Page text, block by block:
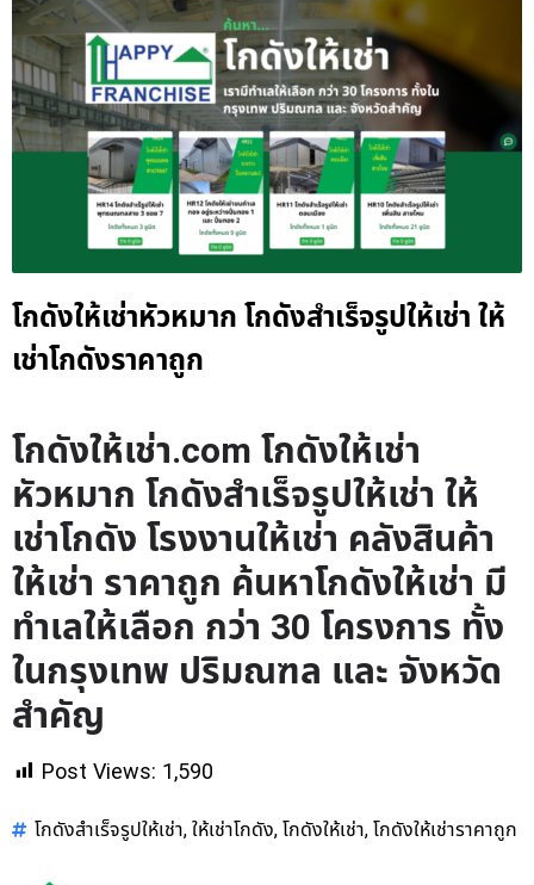
โกดังให้เช่าหัวหมาก โกดังสำเร็จรูปให้เช่า ให้
เช่าโกดังราคาถูก
โกดังให้เช่า.com โกดังให้เช่า
หัวหมาก โกดังสำเร็จรูปให้เช่า ให้
เช่าโกดัง โรงงานให้เช่า คลังสินค้า
ให้เช่า ราคาถูก ค้นหาโกดังให้เช่า มี
ทำเลให้เลือก กว่า 30 โครงการ ทั้ง
ในกรุงเทพ ปริมณฑล และ จังหวัด
สำคัญ
Post Views: 1,590
โกดังสำเร็จรูปให้เช่า, ให้เช่าโกดัง, โกดังให้เช่า, โกดังให้เช่าราคาถูก